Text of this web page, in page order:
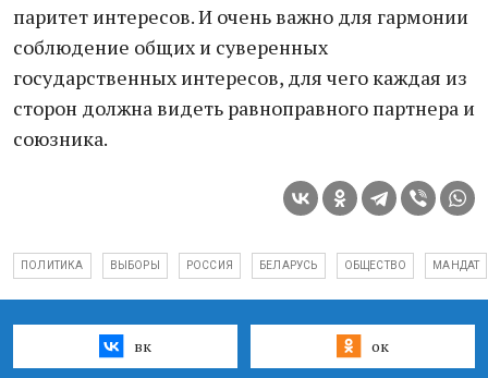
паритет интересов. И очень важно для гармонии
соблюдение общих и суверенных
государственных интересов, для чего каждая из
сторон должна видеть равноправного партнера и
союзника.
ПОЛИТИКА ВЫБОРЫ РОССИЯ БЕЛАРУСЬ ОБЩЕСТВО МАНДАТ
вк ок